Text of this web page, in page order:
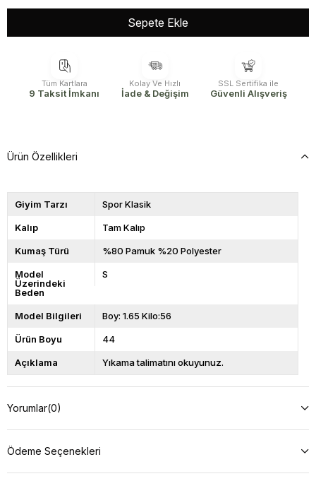
Tüm Kartlara
9 Taksit İmkanı
Kolay Ve Hızlı
İade & Değişim
SSL Sertifika ile
Güvenli Alışveriş
Ürün Özellikleri
Giyim Tarzı Spor Klasik
Kalıp Tam Kalıp
Kumaş Türü %80 Pamuk %20 Polyester
Model
Üzerindeki
Beden
S
Model Bilgileri Boy: 1.65 Kilo:56
Ürün Boyu 44
Açıklama Yıkama talimatını okuyunuz.
Yorumlar(0)
Ödeme Seçenekleri